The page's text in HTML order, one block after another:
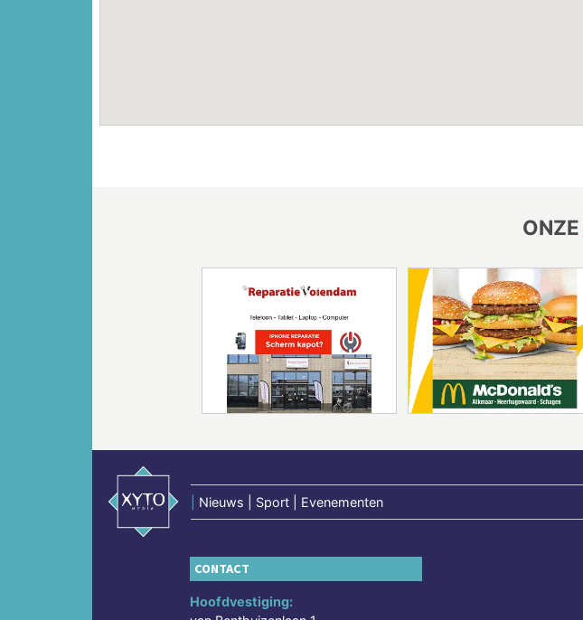
ONZE
Nieuws | Sport | Evenementen
CONTACT
Hoofdvestiging: